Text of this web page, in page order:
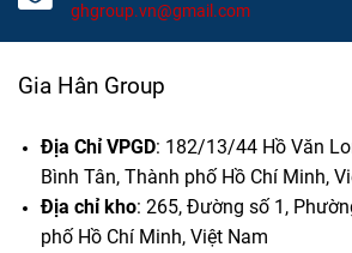
ghgroup.vn@gmail.com
Gia Hân Group
Địa Chỉ VPGD: 182/13/44 Hồ Văn
Bình Tân, Thành phố Hồ Chí Minh,
Địa chỉ kho: 265, Đường số 1,
phố Hồ Chí Minh, Việt Nam